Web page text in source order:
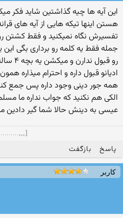
این آیه ها چیه گذاشتین شاید فکر
هستن اینها تیکه هایی از آیه های
تفسیرش نگاه نمیکنید و فقط کشتن رو
جمله فقط یه کلمه رو برداری بگی
رو
ادیانو قبول داره و احترام میذاره
همه جور دینی وجود داره پس جمع
الکی هم نکنید که جواب نداره ما
عیسی به دینش حالا شما گیر دادین
پاسخ بازگفت
کاربر